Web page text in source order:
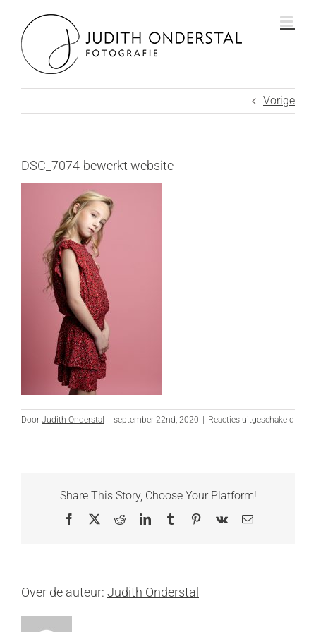
inhoud
Vorige
DSC_7074-bewerkt website
Door Judith Onderstal september 22nd, 2020 Reacties uitgeschakeld
Share This Story, Choose Your Platform!
Facebook
X RedditLinkedInTumblrPinterest
Vk
E-
Over de auteur: Judith Onderstal